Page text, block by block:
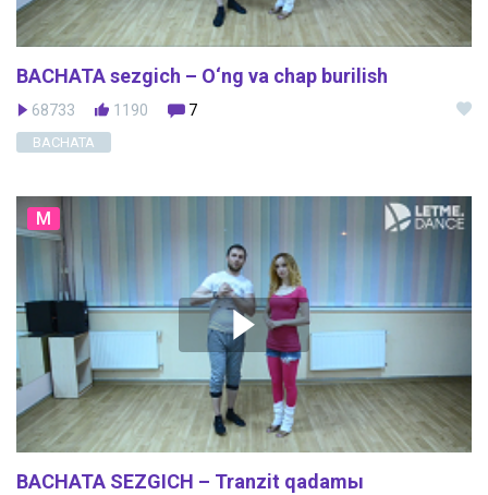
BACHATA sezgich – O‘ng va chap burilish
68733 1190 7
BACHATA
M
BACHATA SEZGICH – Tranzit qadamы